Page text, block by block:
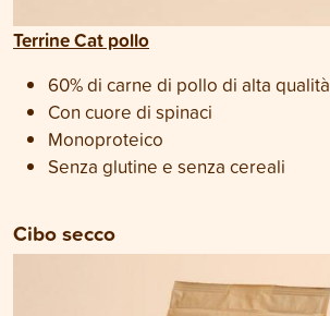
Terrine Cat pollo
60% di carne di pollo di alta qualità
Con cuore di spinaci
Monoproteico
Senza glutine e senza cereali
Cibo secco